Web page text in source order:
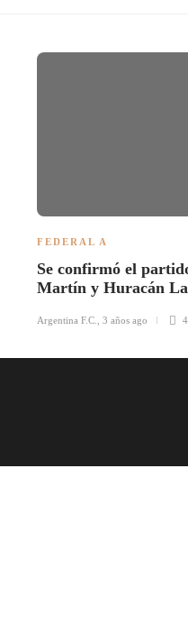
FEDERAL A
Se confirmó el
Martín y Huracán
Argentina F.C., 3 años ago